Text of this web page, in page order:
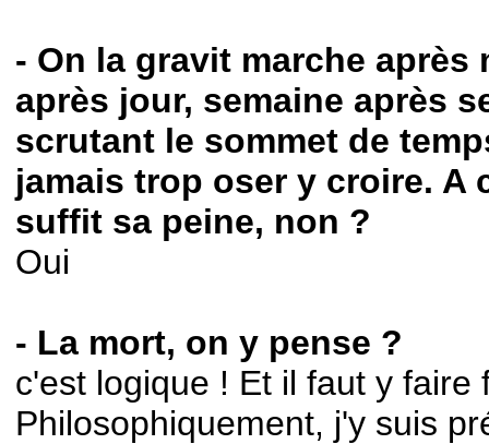
- On la gravit marche après
après jour, semaine après
scrutant le sommet de
jamais trop oser y croire. A
suffit sa peine, non ?
Oui
- La mort, on y pense ?
c'est logique ! Et il faut y faire
Philosophiquement, j'y suis